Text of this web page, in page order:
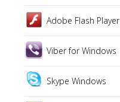
Adobe Flash Player
Viber for Windows
Skype Windows